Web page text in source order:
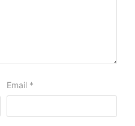
Email *